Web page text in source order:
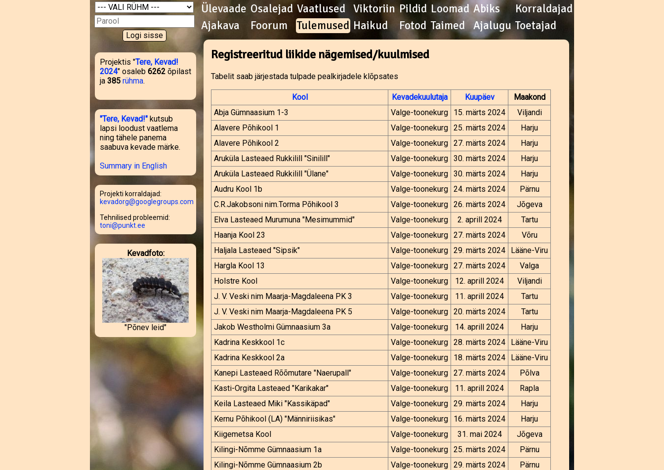
Projektis "Tere, Kevad!
2024" osaleb 6262 õpilast
ja 385 rühma.
"Tere, Kevad!" kutsub
lapsi loodust vaatlema
ning tähele panema
saabuva kevade märke.
Summary in English
Projekti korraldajad:
kevadorg@googlegroups.com
Tehnilised probleemid:
toni@punkt.ee
Kevadfoto:
"Põnev leid"
Ülevaade Osalejad Vaatlused Viktoriin Pildid Loomad Abiks
Korraldajad
Ajakava
Foorum Tulemused Haikud Fotod Taimed Ajalugu Toetajad
Registreeritud liikide nägemised/kuulmised
Tabelit saab järjestada tulpade pealkirjadele klõpsates
Kool Kevadekuulutaja Kuupäev
Maakond
Abja Gümnaasium 1-3
Valge-toonekurg 15. märts 2024
Viljandi
Alavere Põhikool 1
Valge-toonekurg 25. märts 2024
Harju
Alavere Põhikool 2
Valge-toonekurg 27. märts 2024
Harju
Aruküla Lasteaed Rukkilill "Sinilill"
Valge-toonekurg 30. märts 2024
Harju
Aruküla Lasteaed Rukkilill "Ülane"
Valge-toonekurg 30. märts 2024
Harju
Audru Kool 1b
Valge-toonekurg 24. märts 2024
Pärnu
C.R.Jakobsoni nim.Torma Põhikool 3
Valge-toonekurg 26. märts 2024
Jõgeva
Elva Lasteaed Murumuna "Mesimummid"
Valge-toonekurg 2. aprill 2024
Tartu
Haanja Kool 23
Valge-toonekurg 27. märts 2024
Võru
Haljala Lasteaed "Sipsik"
Valge-toonekurg 29. märts 2024
Lääne-Viru
Hargla Kool 13
Valge-toonekurg 27. märts 2024
Valga
Holstre Kool
Valge-toonekurg 12. aprill 2024
Viljandi
J. V. Veski nim Maarja-Magdaleena PK 3
Valge-toonekurg 11. aprill 2024
Tartu
J. V. Veski nim Maarja-Magdaleena PK 5
Valge-toonekurg 20. märts 2024
Tartu
Jakob Westholmi Gümnaasium 3a
Valge-toonekurg 14. aprill 2024
Harju
Kadrina Keskkool 1c
Valge-toonekurg 28. märts 2024
Lääne-Viru
Kadrina Keskkool 2a
Valge-toonekurg 18. märts 2024
Lääne-Viru
Kanepi Lasteaed Rõõmutare "Naerupall"
Valge-toonekurg 27. märts 2024
Põlva
Kasti-Orgita Lasteaed "Karikakar"
Valge-toonekurg 11. aprill 2024
Rapla
Keila Lasteaed Miki "Kassikäpad"
Valge-toonekurg 29. märts 2024
Harju
Kernu Põhikool (LA) "Männiriisikas"
Valge-toonekurg 16. märts 2024
Harju
Kiigemetsa Kool
Valge-toonekurg 31. mai 2024
Jõgeva
Kilingi-Nõmme Gümnaasium 1a
Valge-toonekurg 25. märts 2024
Pärnu
Kilingi-Nõmme Gümnaasium 2b
Valge-toonekurg 29. märts 2024
Pärnu